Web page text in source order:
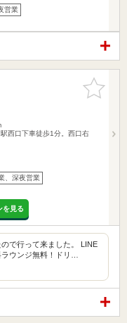
営業
お気に入
りに追加
西口下車徒歩1分。西口右
、深夜営業
を見る
で行って来ました。 LINE
ウンジ無料！ドリ…